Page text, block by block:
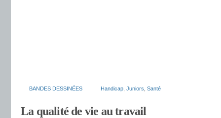
BANDES DESSINÉES Handicap Juniors Santé
La qualité de vie au travail